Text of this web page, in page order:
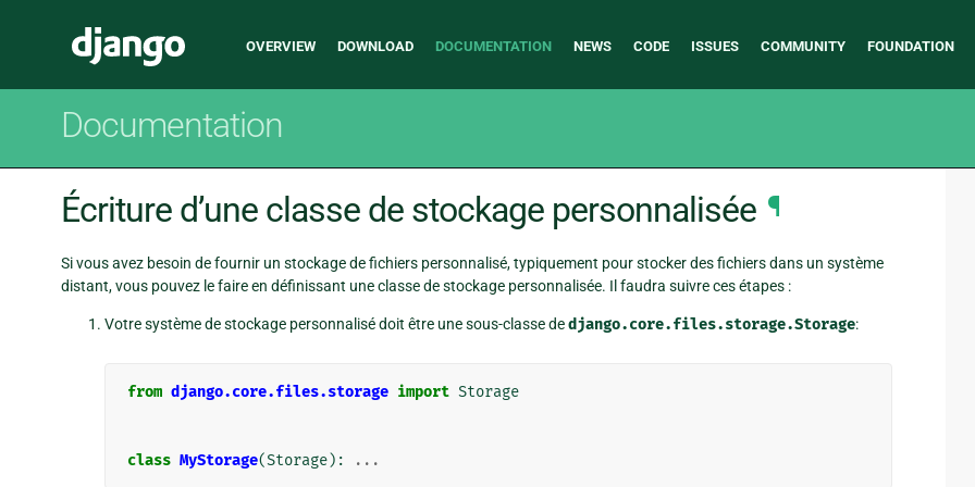
Django
Main
OVERVIEW DOWNLOAD DOCUMENTATION NEWS CODE ISSUES COMMUNITY FOUNDATION
Documentation
Écriture d’une classe de stockage personnalisée ¶
Si vous avez besoin de fournir un stockage de fichiers personnalisé, typiquement pour stocker des fichiers dans un système
distant, vous pouvez le faire en définissant une classe de stockage personnalisée. Il faudra suivre ces étapes :
Votre système de stockage personnalisé doit être une sous-classe dedjango.core.files.storage.Storage:
from django.core.files.storage import Storage
class MyStorage(Storage): ...